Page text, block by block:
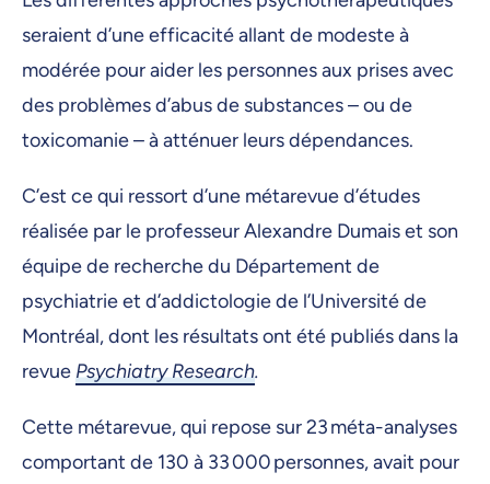
seraient d’une efficacité allant de modeste à
modérée pour aider les personnes aux prises avec
des problèmes d’abus de substances – ou de
toxicomanie – à atténuer leurs dépendances.
C’est ce qui ressort d’une métarevue d’études
réalisée par le professeur Alexandre Dumais et son
équipe de recherche du Département de
psychiatrie et d’addictologie de l’Université de
Montréal, dont les résultats ont été publiés dans la
revue Psychiatry Research.
Cette métarevue, qui repose sur 23 méta-analyses
comportant de 130 à 33 000 personnes, avait pour